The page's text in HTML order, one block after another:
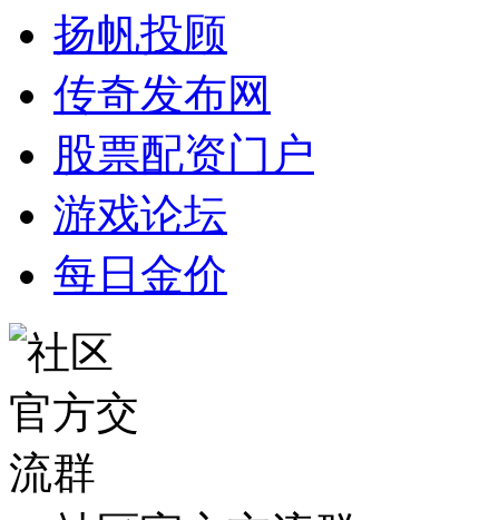
扬帆投顾
传奇发布网
股票配资门户
游戏论坛
每日金价